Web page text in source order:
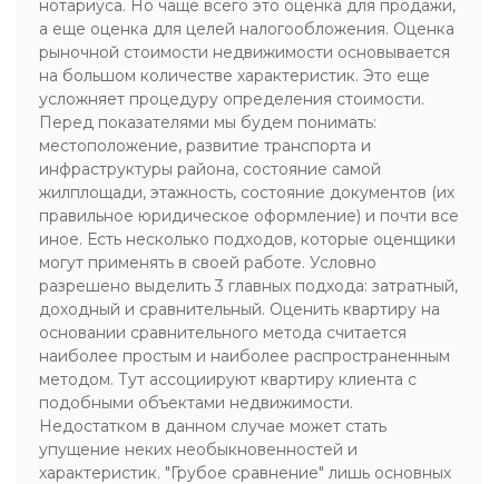
нотариуса. Но чаще всего это оценка для продажи,
а еще оценка для целей налогообложения. Оценка
рыночной стоимости недвижимости основывается
на большом количестве характеристик. Это еще
усложняет процедуру определения стоимости.
Перед показателями мы будем понимать:
местоположение, развитие транспорта и
инфраструктуры района, состояние самой
жилплощади, этажность, состояние документов (их
правильное юридическое оформление) и почти все
иное. Есть несколько подходов, которые оценщики
могут применять в своей работе. Условно
разрешено выделить 3 главных подхода: затратный,
доходный и сравнительный. Оценить квартиру на
основании сравнительного метода считается
наиболее простым и наиболее распространенным
методом. Тут ассоциируют квартиру клиента с
подобными объектами недвижимости.
Недостатком в данном случае может стать
упущение неких необыкновенностей и
характеристик. "Грубое сравнение" лишь основных